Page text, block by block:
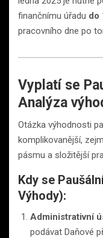
finančnímu úřadu do
pracovního dne po
Vyplatí se
Analýza
Otázka výhodnosti
komplikovanější,
pásmu a složitější
Kdy se
Výhody):
Administrativní
podávat Daňové